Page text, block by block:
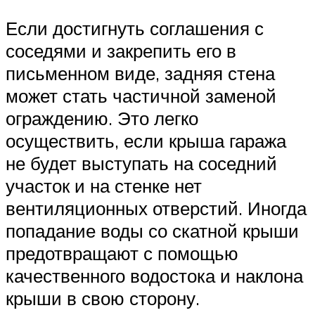
Если достигнуть соглашения с
соседями и закрепить его в
письменном виде, задняя стена
может стать частичной заменой
ограждению. Это легко
осуществить, если крыша гаража
не будет выступать на соседний
участок и на стенке нет
вентиляционных отверстий. Иногда
попадание воды со скатной крыши
предотвращают с помощью
качественного водостока и наклона
крыши в свою сторону.